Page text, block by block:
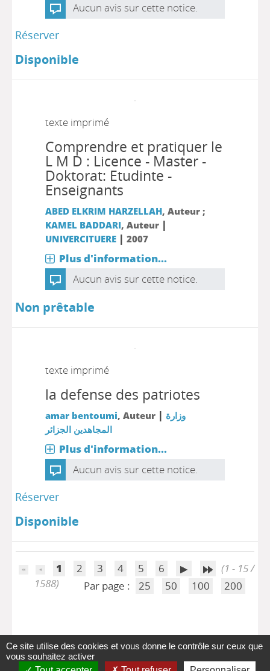
Aucun avis sur cette notice.
Réserver
Disponible
texte imprimé
Comprendre et pratiquer le
L M D : Licence - Master -
Doktorat: Etudinte -
Enseignants
ABED ELKRIM HARZELLAH, Auteur ;
KAMEL BADDARI, Auteur |
UNIVERCITUERE| 2007
Plus d'information...
Aucun avis sur cette notice.
Non prêtable
texte imprimé
la defense des patriotes
amar bentoumi, Auteur | وزارة
المجاهدين الجزائر
Plus d'information...
Aucun avis sur cette notice.
Réserver
Disponible
1 2 3 4 5 6
(1 - 15 /
1588)
Par page : 25 50 100 200
Ce site utilise des cookies et vous donne le contrôle sur ceux que
vous souhaitez activer